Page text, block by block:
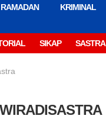
RAMADAN
KRIMINAL
SIKAP SASTRA